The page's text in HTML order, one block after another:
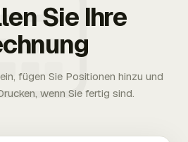
Sie Ihre
fügen Sie Positionen hinzu und
wenn Sie fertig sind.